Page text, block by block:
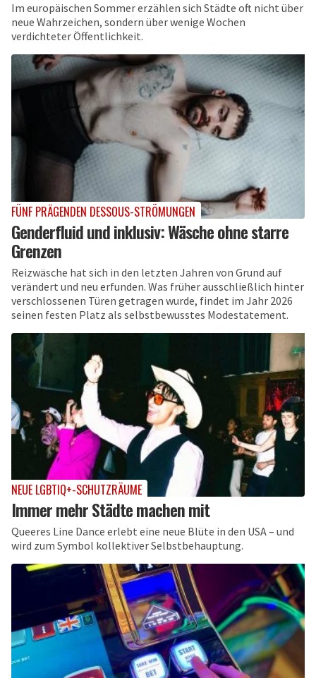
Im europäischen Sommer erzählen sich Städte oft nicht über
neue Wahrzeichen, sondern über wenige Wochen
verdichteter Öffentlichkeit.
FÜNF PRÄGENDEN DESSOUS-STRÖMUNGEN
Genderfluid und inklusiv: Wäsche ohne starre
Grenzen
Reizwäsche hat sich in den letzten Jahren von Grund auf
verändert und neu erfunden. Was früher ausschließlich hinter
verschlossenen Türen getragen wurde, findet im Jahr 2026
seinen festen Platz als selbstbewusstes Modestatement.
NEUE LGBTIQ+-SCHUTZRÄUME
Immer mehr Städte machen mit
Queeres Line Dance erlebt eine neue Blüte in den USA – und
wird zum Symbol kollektiver Selbstbehauptung.